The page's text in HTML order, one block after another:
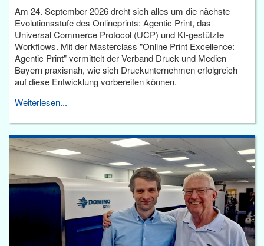
Am 24. September 2026 dreht sich alles um die nächste
Evolutionsstufe des Onlineprints: Agentic Print, das
Universal Commerce Protocol (UCP) und KI-gestützte
Workflows. Mit der Masterclass "Online Print Excellence:
Agentic Print" vermittelt der Verband Druck und Medien
Bayern praxisnah, wie sich Druckunternehmen erfolgreich
auf diese Entwicklung vorbereiten können.
Weiterlesen...